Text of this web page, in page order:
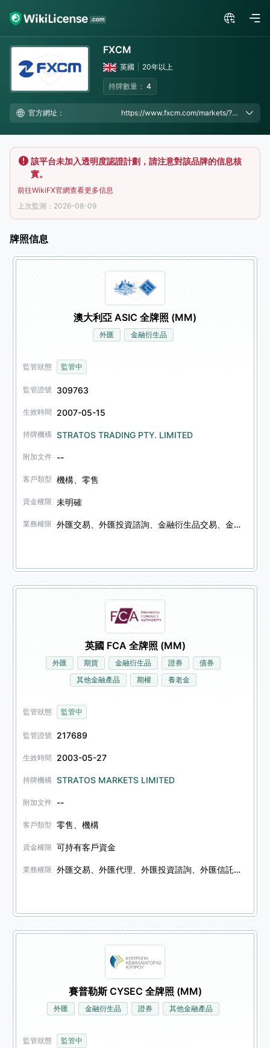
FXCM
英國 20年以上
持牌數量： 4
官方網址： https://www.fxcm.com/markets/?cmp=7017V0000021tUDQAY&utm_source=fxeye&utm_medium=display&utm_campaign=hplink, https://www.fxcm.com/?cmp=7017V0000021tUDQAY&utm_source=fxeye&utm_medium=flatrate-text&utm_campaign=hplink
該平台未加入透明度認證計劃，請注意對該品牌的信息核
實。
前往WikiFX官網查看更多信息
上次監測：2026-08-09
牌照信息
澳大利亞 ASIC 全牌照 (MM)
外匯 金融衍生品
監管狀態 監管中
監管證號 309763
生效時間 2007-05-15
持牌機構 STRATOS TRADING PTY. LIMITED
附加文件 --
客戶類型 機構、零售
資金權限 未明確
業務權限 外匯交易、外匯投資諮詢、金融衍生品交易、金融衍生品投資諮詢
英國 FCA 全牌照 (MM)
外匯 期貨 金融衍生品 證券
債券
其他金融產品
期權 養老金
監管狀態 監管中
監管證號 217689
生效時間 2003-05-27
持牌機構 STRATOS MARKETS LIMITED
附加文件 --
客戶類型 零售、機構
資金權限 可持有客戶資金
業務權限 外匯交易、外匯代理、外匯投資諮詢、外匯信託服務、期貨交易、期貨代理、期貨投資諮詢、期貨信託服務、金融衍生品交易、金融衍生品代理、金融衍生品投資諮詢、金融衍生品信託服務、證券交易、證券代理、證券投資諮詢、證券信託服務、債券交易、債券代理、債券投資諮詢、債券信託服務、其他金融產品交易、其他金融產品代理、其他金融產品投資諮詢、其他金融產品信託服務、養老金資產管理、期權交易、期權代理、期權投資諮詢、期權信託服務
賽普勒斯 CYSEC 全牌照 (MM)
外匯 金融衍生品 證券 其他金融產品
監管狀態 監管中